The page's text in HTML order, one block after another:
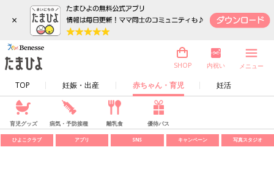
×
TOP 妊娠・出産 赤ちゃん・育児 妊活
SHOP 内祝い メニュー
育児グッズ 病気・予防接種 離乳食 優待パス
ひよこクラブ アプリ SNS キャンペーン 写真スタジオ